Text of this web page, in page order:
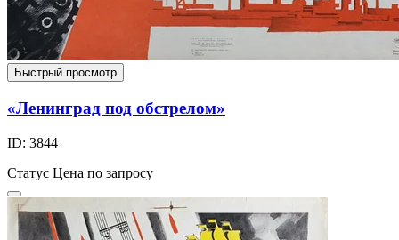
Быстрый просмотр
«Ленинград под обстрелом»
ID: 3844
Статус Цена по запросу